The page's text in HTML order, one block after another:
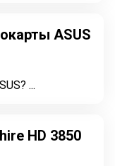
ASUS
или что такое полный пассив от ASUS? ...
HD 3850